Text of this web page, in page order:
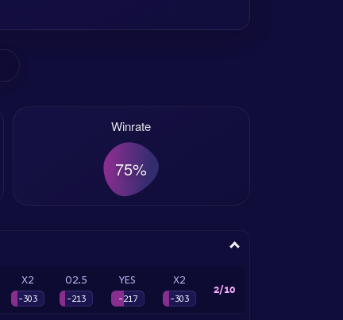
Winrate
75%
X2
-303
O2.5
-213
YES
-217
X2
-303
2/10